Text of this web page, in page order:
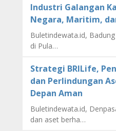
Industri Galangan
Negara, Maritim,
Buletindewata.id,
di Pula…
Strategi BRILife,
dan Perlindungan
Depan Aman
Buletindewata.id,
dan aset berha…